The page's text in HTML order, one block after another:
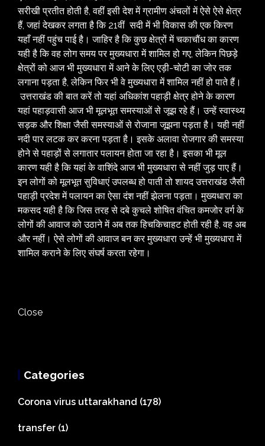
सरीखी प्रतीत होती है, वहीं इसी देश में ग्रामीण अंचलों में ऐसे ऐसे क्षेत्र
हैं, जहां देखकर लगता है कि 21वीं सदी में भी विकास की एक किरण
यहाँ नहीं पहुंच पाई है। जाहिर है कि कुछ क्षेत्रों में चकाचौंध का कारण
यही है कि वह लोग समय पर मुख्यधारा में शामिल हो गए, लेकिन पिछड़े
क्षेत्रों को आज भी मुख्यधारा में आने के लिए एड़ी-चोटी का जोर तक
लगाना पड़ता है, लेकिन फिर भी वे मुख्यधारा में शामिल नहीं हो पाते हैं।
उत्तराखंड की बात करें तो यहां अधिकांश पहाड़ी क्षेत्र होने के कारण
यहां पहाड़वासी आज भी मूलभूत समस्याओं से जूझ रहे हैं। उन्हें स्वास्थ्य
सड़क और शिक्षा जैसी समस्याओं से रोजाना जूझना पड़ता है। यही नहीं
नदी पार लटक कर करना पड़ता है। इसके अलावा रोजगार की समस्या
होने से पहाड़ों से लगातार पलायन होता जा रहा है। इसका भी मूल
कारण यही है कि यहां के वाशिंदे आज भी मुख्यधारा से नहीं जुड़ पाए हैं।
इन लोगों को मूलभूत सुविधाएं उपलब्ध हो पाती तो शायद उत्तराखंड जैसी
पहाड़ी प्रदेश में पलायन का ऐसा दंश नहीं झेलना पड़ता। मुख्यधारा का
मकसद यही है कि जिस तरह से दबे कुचले शोषित वंचित कमजोर वर्ग के
लोगों की आवाज को उठाने में अब तक हिचकिचाहट होती रही है, वह अब
और नहीं। ऐसे लोगों की आवाज बन कर मुख्यधारा उन्हें भी मुख्यधारा में
शामिल कराने के लिए संघर्ष करता रहेगा।
Close
Categories
Corona virus uttarakhand (178)
transfer (1)